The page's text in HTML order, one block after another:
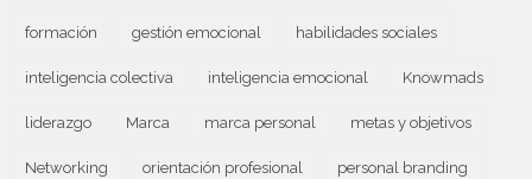
formación gestión emocional habilidades sociales
inteligencia colectiva inteligencia emocional Knowmads
liderazgo Marca marca personal metas y objetivos
Networking orientación profesional personal branding